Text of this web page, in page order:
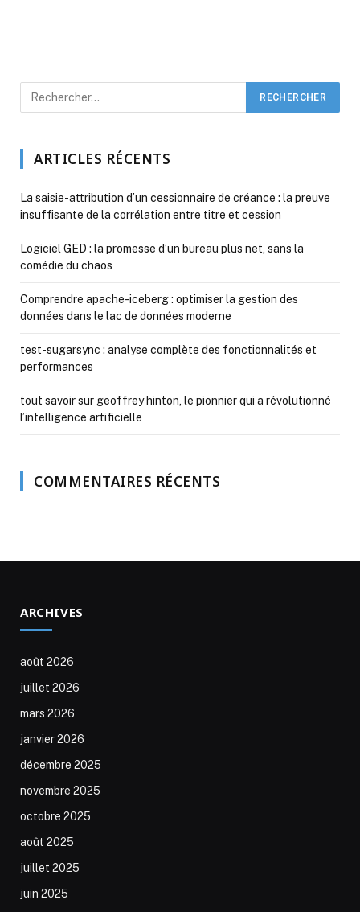
ARTICLES RÉCENTS
La saisie-attribution d’un cessionnaire de créance : la preuve
insuffisante de la corrélation entre titre et cession
Logiciel GED : la promesse d’un bureau plus net, sans la
comédie du chaos
Comprendre apache-iceberg : optimiser la gestion des
données dans le lac de données moderne
test-sugarsync : analyse complète des fonctionnalités et
performances
tout savoir sur geoffrey hinton, le pionnier qui a révolutionné
l’intelligence artificielle
COMMENTAIRES RÉCENTS
ARCHIVES
août 2026
juillet 2026
mars 2026
janvier 2026
décembre 2025
novembre 2025
octobre 2025
août 2025
juillet 2025
juin 2025